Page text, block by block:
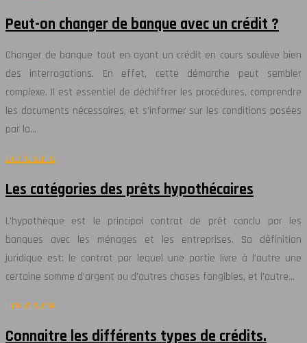
Peut-on changer de banque avec un crédit ?
Changer de banque tout en ayant un crédit en cours soulève bien
des interrogations. En effet, cette démarche peut sembler
complexe. Il est essentiel de déchiffrer les procédures, comprendre
les documents nécessaires, et s’informer sur les conditions posées
par la…
Lire la suite
Les catégories des prêts hypothécaires
L’hypothèque est le principal contrat de prêt conclu par les
banques avec les ménages et les entreprises. Sa définition
juridique est: le contrat par lequel une partie livre à l’autre une
certaine somme d’argent ou d’autres choses fongibles, et l’autre…
Lire la suite
Connaitre les différents types de crédits.